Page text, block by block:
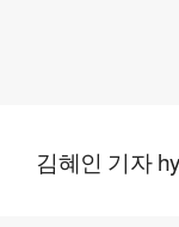
김혜인 기자